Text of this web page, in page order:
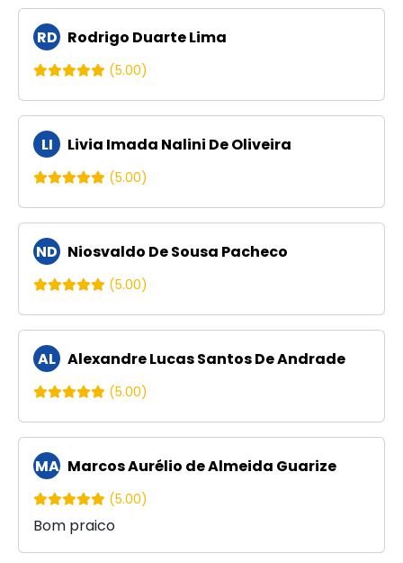
RD Rodrigo Duarte Lima
(5.00)
LI Livia Imada Nalini De Oliveira
(5.00)
ND Niosvaldo De Sousa Pacheco
(5.00)
AL Alexandre Lucas Santos De Andrade
(5.00)
MA Marcos Aurélio de Almeida Guarize
(5.00)
Bom praico